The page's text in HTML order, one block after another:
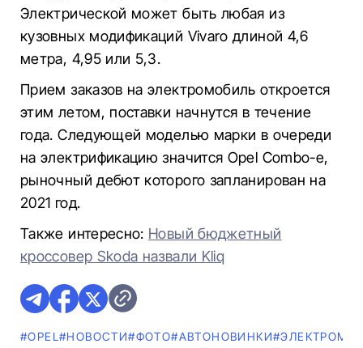
Электрической может быть любая из
кузовных модификаций Vivaro длиной 4,6
метра, 4,95 или 5,3.
Прием заказов на электромобиль откроется
этим летом, поставки начнутся в течение
года. Следующей моделью марки в очереди
на электрификацию значится Opel Combo-e,
рыночный дебют которого запланирован на
2021 год.
Также интересно: Новый бюджетный
кроссовер Skoda назвали Kliq
#OPEL #НОВОСТИ#ФОТО#AВТОНОВИНКИ